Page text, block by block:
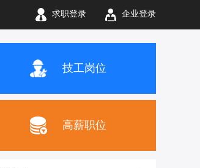
求职登录 企业登录
技工岗位
高薪职位